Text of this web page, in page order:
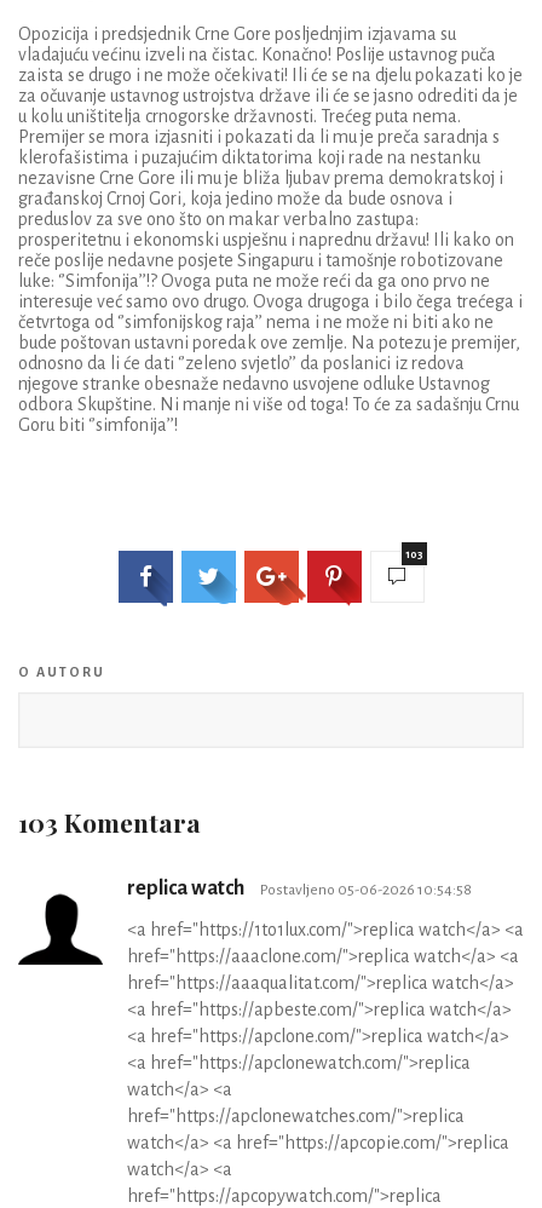
Opozicija i predsjednik Crne Gore posljednjim izjavama su
vladajuću većinu izveli na čistac. Konačno! Poslije ustavnog puča
zaista se drugo i ne može očekivati! Ili će se na djelu pokazati ko je
za očuvanje ustavnog ustrojstva države ili će se jasno odrediti da je
u kolu uništitelja crnogorske državnosti. Trećeg puta nema.
Premijer se mora izjasniti i pokazati da li mu je preča saradnja s
klerofašistima i puzajućim diktatorima koji rade na nestanku
nezavisne Crne Gore ili mu je bliža ljubav prema demokratskoj i
građanskoj Crnoj Gori, koja jedino može da bude osnova i
preduslov za sve ono što on makar verbalno zastupa:
prosperitetnu i ekonomski uspješnu i naprednu državu! Ili kako on
reče poslije nedavne posjete Singapuru i tamošnje robotizovane
luke: ‘’Simfonija’’!? Ovoga puta ne može reći da ga ono prvo ne
interesuje već samo ovo drugo. Ovoga drugoga i bilo čega trećega i
četvrtoga od ‘’simfonijskog raja’’ nema i ne može ni biti ako ne
bude poštovan ustavni poredak ove zemlje. Na potezu je premijer,
odnosno da li će dati ‘’zeleno svjetlo’’ da poslanici iz redova
njegove stranke obesnaže nedavno usvojene odluke Ustavnog
odbora Skupštine. Ni manje ni više od toga! To će za sadašnju Crnu
Goru biti ‘’simfonija’’!
103
O AUTORU
103 Komentara
replica watch Postavljeno 05-06-2026 10:54:58
<a href="https://1to1lux.com/">replica watch</a> <a
href="https://aaaclone.com/">replica watch</a> <a
href="https://aaaqualitat.com/">replica watch</a>
<a href="https://apbeste.com/">replica watch</a>
<a href="https://apclone.com/">replica watch</a>
<a href="https://apclonewatch.com/">replica
watch</a> <a
href="https://apclonewatches.com/">replica
watch</a> <a href="https://apcopie.com/">replica
watch</a> <a
href="https://apcopywatch.com/">replica